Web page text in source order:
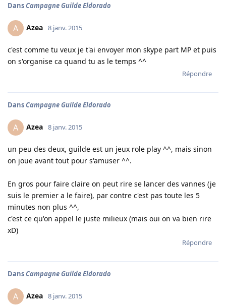
DansCampagne Guilde Eldorado
A Azea 8 janv. 2015
c'est comme tu veux je t'ai envoyer mon skype part MP et puis
on s'organise ca quand tu as le temps ^^
Répondre
DansCampagne Guilde Eldorado
A Azea 8 janv. 2015
un peu des deux, guilde est un jeux role play ^^, mais sinon
on joue avant tout pour s'amuser ^^.
En gros pour faire claire on peut rire se lancer des vannes (je
suis le premier a le faire), par contre c'est pas toute les 5
minutes non plus ^^,
c'est ce qu'on appel le juste milieux (mais oui on va bien rire
xD)
Répondre
DansCampagne Guilde Eldorado
A Azea 8 janv. 2015